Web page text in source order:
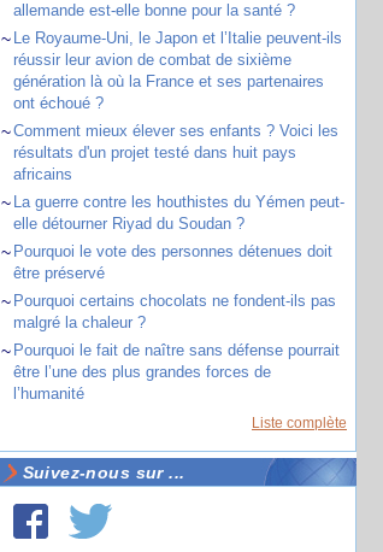
allemande est-elle bonne pour la santé ?
~ Le Royaume-Uni, le Japon et l’Italie peuvent-ils
réussir leur avion de combat de sixième
génération là où la France et ses partenaires
ont échoué ?
~Comment mieux élever ses enfants ? Voici les
résultats d'un projet testé dans huit pays
africains
~ La guerre contre les houthistes du Yémen peut-
elle détourner Riyad du Soudan ?
~ Pourquoi le vote des personnes détenues doit
être préservé
~ Pourquoi certains chocolats ne fondent-ils pas
malgré la chaleur ?
~ Pourquoi le fait de naître sans défense pourrait
être l’une des plus grandes forces de
l’humanité
Liste complète
Suivez-nous sur ...